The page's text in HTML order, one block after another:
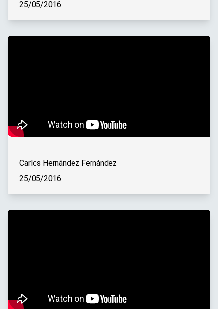
25/05/2016
Carlos Hernández Fernández
25/05/2016